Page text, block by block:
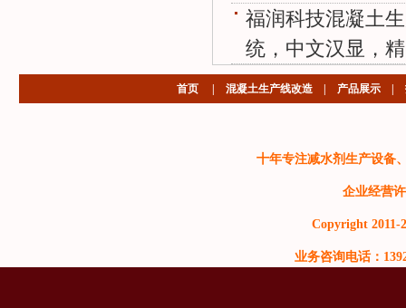
福润科技混凝土
统，中文汉显，
首页 混凝土生产线改造 产品展示
十年专注减水剂生产设备
企业经营
Copyright 2011-
业务咨询电话：